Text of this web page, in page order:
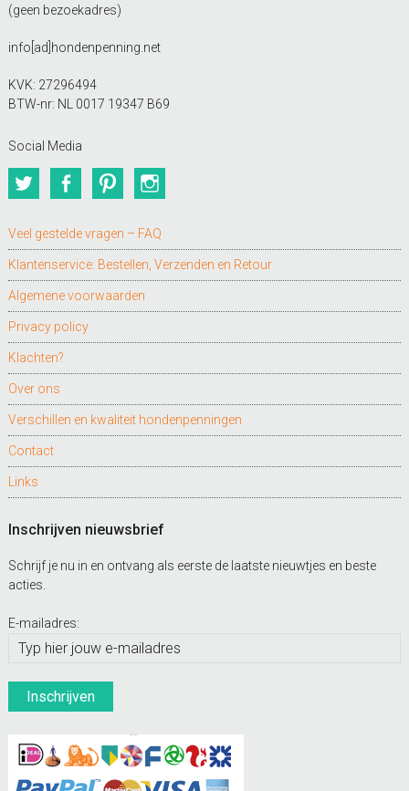
(geen bezoekadres)
info[ad]hondenpenning.net
KVK: 27296494
BTW-nr: NL 0017 19347 B69
Social Media
TwitterFacebookPinterest
Veel gestelde vragen – FAQ
Klantenservice: Bestellen, Verzenden en Retour
Algemene voorwaarden
Privacy policy
Klachten?
Over ons
Verschillen en kwaliteit hondenpenningen
Contact
Links
Inschrijven nieuwsbrief
Schrijf je nu in en ontvang als eerste de laatste nieuwtjes en beste
acties.
E-mailadres: